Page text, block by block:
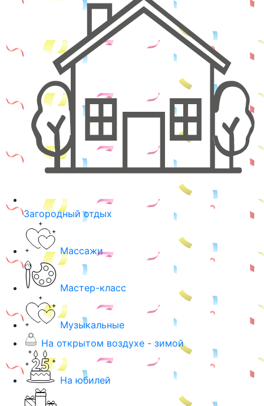
Загородный отдых
Массажи
Мастер-класс
Музыкальные
На открытом воздухе - зимой
На юбилей